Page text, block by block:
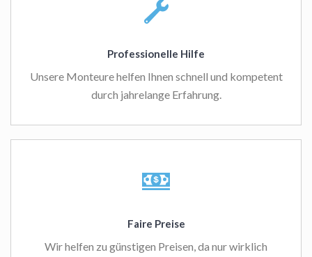
Professionelle Hilfe
Unsere Monteure helfen Ihnen schnell und kompetent
durch jahrelange Erfahrung.
Faire Preise
Wir helfen zu günstigen Preisen, da nur wirklich